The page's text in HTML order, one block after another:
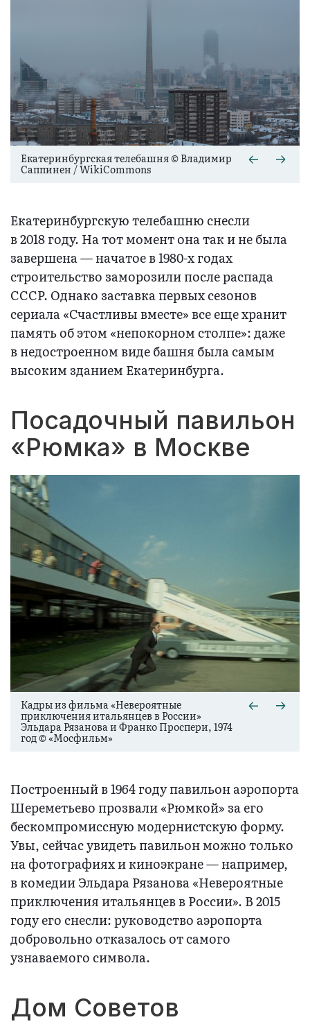
Екатеринбургская телебашня © Владимир
Саппинен / WikiCommons
Екатеринбургскую телебашню снесли
в 2018 году. На тот момент она так и не была
завершена — начатое в 1980-х годах
строительство заморозили после распада
СССР. Однако заставка первых сезонов
сериала «Счастливы вместе» все еще хранит
память об этом «непокорном столпе»: даже
в недостроенном виде башня была самым
высоким зданием Екатеринбурга.
Посадочный павильон
«Рюмка» в Москве
Кадры из фильма «Невероятные
приключения итальянцев в России»
Эльдара Рязанова и Франко Проспери, 1974
год © «Мосфильм»
Построенный в 1964 году павильон аэропорта
Шереметьево прозвали «Рюмкой» за его
бескомпромиссную модернистскую форму.
Увы, сейчас увидеть павильон можно только
на фотографиях и киноэкране — например,
в комедии Эльдара Рязанова «Невероятные
приключения итальянцев в России». В 2015
году его снесли: руководство аэропорта
добровольно отказалось от самого
узнаваемого символа.
Дом Советов